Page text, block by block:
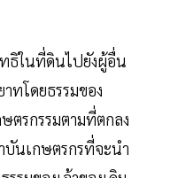
ธิในที่ดินไปยังผู้อื่น
ทโดยธรรมของ
ตรกรรมตามที่ตกลง
บันเกษตรกรที่จะนํา